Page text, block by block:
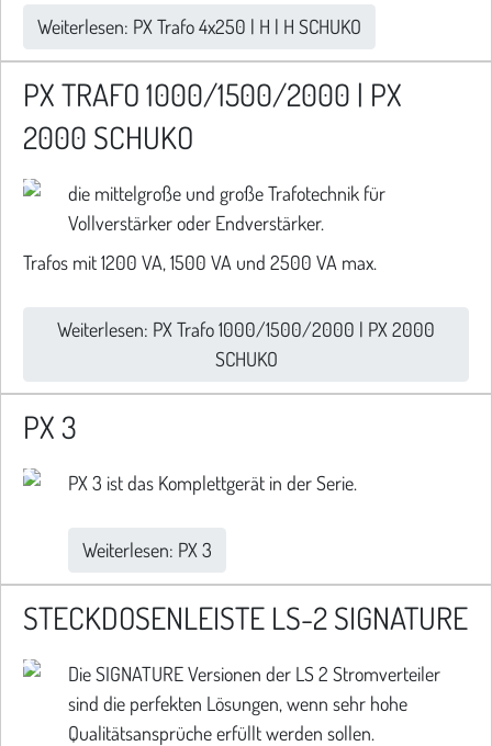
Weiterlesen: PX Trafo 4x250 | H | H SCHUKO
PX TRAFO 1000/1500/2000 | PX
2000 SCHUKO
die mittelgroße und große Trafotechnik für
Vollverstärker oder Endverstärker.
Trafos mit 1200 VA, 1500 VA und 2500 VA max.
Weiterlesen: PX Trafo 1000/1500/2000 | PX 2000
SCHUKO
PX 3
PX 3 ist das Komplettgerät in der Serie.
Weiterlesen: PX 3
STECKDOSENLEISTE LS-2 SIGNATURE
Die SIGNATURE Versionen der LS 2 Stromverteiler
sind die perfekten Lösungen, wenn sehr hohe
Qualitätsansprüche erfüllt werden sollen.